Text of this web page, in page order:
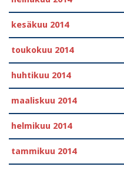
kesäkuu 2014
toukokuu 2014
huhtikuu 2014
maaliskuu 2014
helmikuu 2014
tammikuu 2014